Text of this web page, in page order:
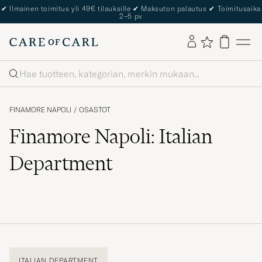
✔ Ilmainen toimitus yli 49€ tilauksille ✔ Maksuton palautus ✔ Toimitusaika
2–5 pv
Haku
FINAMORE NAPOLI / OSASTOT
Finamore Napoli: Italian
Department
ITALIAN DEPARTMENT